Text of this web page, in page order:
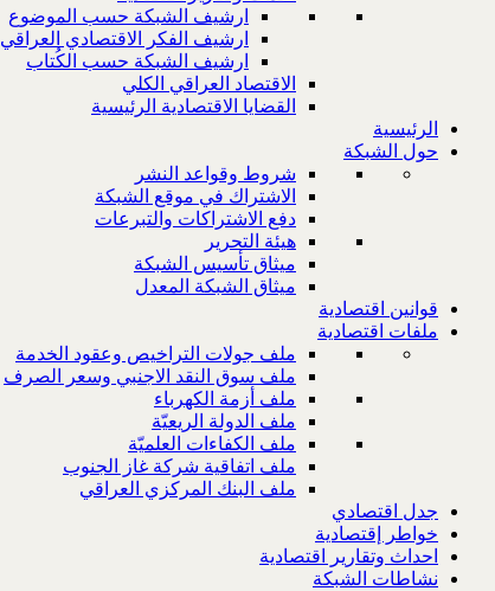
ارشيف الشبكة حسب الموضوع
ارشيف الفكر الاقتصادي العراقي
ارشيف الشبكة حسب الكُتاب
الاقتصاد العراقي الكلي
القضايا الاقتصادية الرئيسية
الرئيسية
حول الشبكة
شروط وقواعد النشر
الاشتراك في موقع الشبكة
دفع الاشتراكات والتبرعات
هيئة التحرير
ميثاق تأسيس الشبكة
ميثاق الشبكة المعدل
قوانين اقتصادية
ملفات اقتصادية
ملف جولات التراخيص وعقود الخدمة
ملف سوق النقد الاجنبي وسعر الصرف
ملف أزمة الكهرباء
ملف الدولة الريعيّة
ملف الكفاءات العلميّة
ملف اتفاقية شركة غاز الجنوب
ملف البنك المركزي العراقي
جدل اقتصادي
خواطر إقتصادية
احداث وتقارير اقتصادية
نشاطات الشبكة